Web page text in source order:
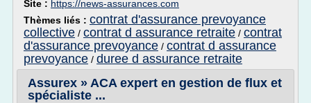
Site : https://news-assurances.com
Thèmes liés : contrat d'assurance prevoyance
collective / contrat d assurance retraite / contrat
d'assurance prevoyance / contrat d assurance
prevoyance / duree d assurance retraite
Assurex » ACA expert en gestion de flux et
spécialiste ...